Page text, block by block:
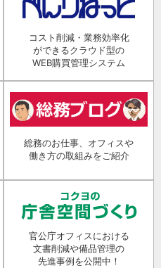
コスト削減・業務効率化
ができるクラウド型の
WEB購買管理システム
総務のお仕事、オフィスや
働き方の取組みをご紹介
官公庁オフィスにおける
文書削減や備品管理の
先進事例を公開中！